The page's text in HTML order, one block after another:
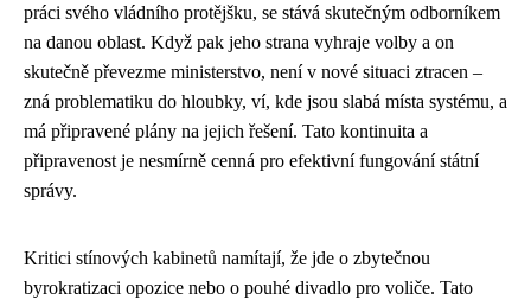
práci svého vládního protějšku, se stává skutečným odborníkem
na danou oblast. Když pak jeho strana vyhraje volby a on
skutečně převezme ministerstvo, není v nové situaci ztracen –
zná problematiku do hloubky, ví, kde jsou slabá místa systému, a
má připravené plány na jejich řešení. Tato kontinuita a
připravenost je nesmírně cenná pro efektivní fungování státní
správy.
Kritici stínových kabinetů namítají, že jde o zbytečnou
byrokratizaci opozice nebo o pouhé divadlo pro voliče. Tato